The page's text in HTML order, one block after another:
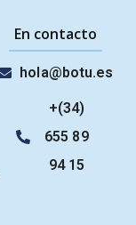
En contacto
hola@botu.es
+(34)
655 89
94 15